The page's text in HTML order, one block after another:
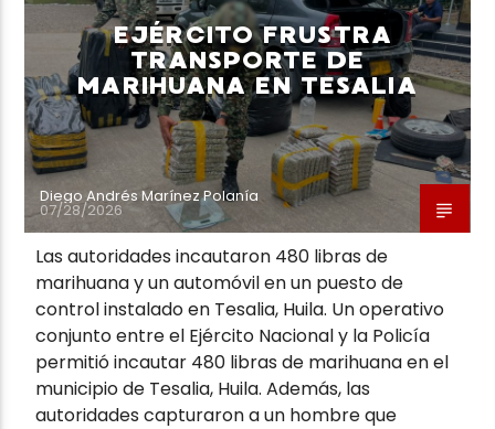
EJÉRCITO FRUSTRA
TRANSPORTE DE
MARIHUANA EN TESALIA
Diego Andrés Marínez Polanía
07/28/2026
Las autoridades incautaron 480 libras de
marihuana y un automóvil en un puesto de
control instalado en Tesalia, Huila. Un operativo
conjunto entre el Ejército Nacional y la Policía
permitió incautar 480 libras de marihuana en el
municipio de Tesalia, Huila. Además, las
autoridades capturaron a un hombre que